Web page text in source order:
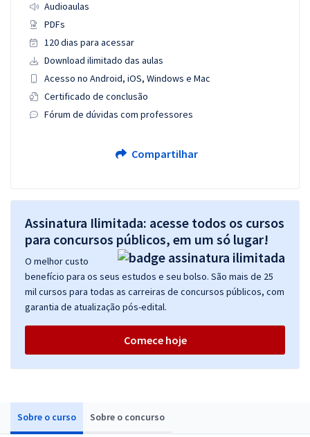
Sobre o curso Sobre o concurso
Audioaulas
PDFs
120 dias para acessar
Download ilimitado das aulas
Acesso no Android, iOS, Windows e Mac
Certificado de conclusão
Fórum de dúvidas com professores
Compartilhar
Assinatura Ilimitada: acesse todos os cursos
para concursos públicos, em um só lugar!
O melhor custo
benefício para os seus estudos e seu bolso. São mais de 25
mil cursos para todas as carreiras de concursos públicos, com
garantia de atualização pós-edital.
Comece hoje